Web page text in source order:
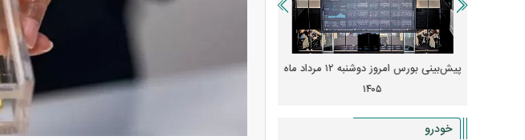
پیش‌بینی بورس امروز دوشنبه ۱۲ مرداد ماه
۱۴۰۵
زنگ خطر انباشت نیاز در بازار مسکن؛ فنر
قیمت‌ها فشرده شده
کارنامه مردود
درآمد ارزی تا
خودرو